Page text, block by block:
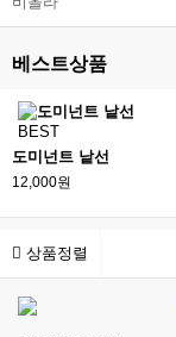
베스트상품
BEST
도미넌트 낱선
12,000원
상품정렬